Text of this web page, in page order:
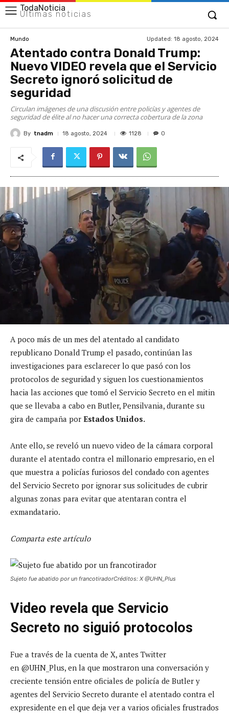
TodaNoticia
Últimas noticias
Mundo Updated: 18 agosto, 2024
Atentado contra Donald Trump:
Nuevo VIDEO revela que el Servicio
Secreto ignoró solicitud de
seguridad
Circulan imágenes de una discusión entre policías y agentes de
seguridad de élite al no hacer una correcta cobertura de la zona
By tnadm 18 agosto, 2024 1128 0
A poco más de un mes del atentado al candidato
republicano Donald Trump el pasado, continúan las
investigaciones para esclarecer lo que pasó con los
protocolos de seguridad y siguen los cuestionamientos
hacia las acciones que tomó el Servicio Secreto en el mitin
que se llevaba a cabo en Butler, Pensilvania, durante su
gira de campaña por Estados Unidos.
Ante ello, se reveló un nuevo video de la cámara corporal
durante el atentado contra el millonario empresario, en el
que muestra a policías furiosos del condado con agentes
del Servicio Secreto por ignorar sus solicitudes de cubrir
algunas zonas para evitar que atentaran contra el
exmandatario.
Comparta este artículo
Sujeto fue abatido por un francotiradorCréditos: X @UHN_Plus
Video revela que Servicio
Secreto no siguió protocolos
Fue a través de la cuenta de X, antes Twitter
en @UHN_Plus, en la que mostraron una conversación y
creciente tensión entre oficiales de policía de Butler y
agentes del Servicio Secreto durante el atentado contra el
expresidente en el que deja ver a varios oficiales frustrados